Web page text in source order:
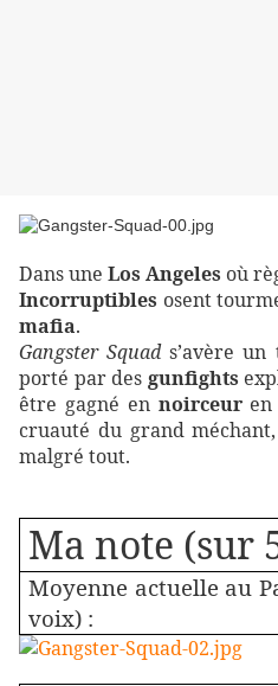
Dans une Los Angeles où
Incorruptibles osent
mafia.
Gangster Squad s’avère
porté par des gunfights
être gagné en noirceuren
cruauté du grand
malgré tout.
Ma note (sur
Moyenne actuelle au
voix) :